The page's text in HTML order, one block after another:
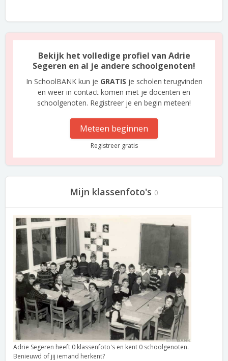
Bekijk het volledige profiel van Adrie
Segeren en al je andere schoolgenoten!
In SchoolBANK kun je GRATIS je scholen terugvinden
en weer in contact komen met je docenten en
schoolgenoten. Registreer je en begin meteen!
Meteen beginnen
Registreer gratis
Mijn klassenfoto's 0
Adrie Segeren heeft 0 klassenfoto's en kent 0 schoolgenoten.
Benieuwd of jij iemand herkent?